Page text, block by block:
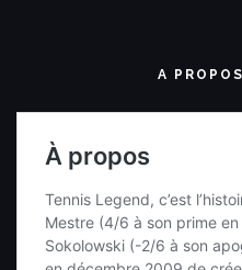
A